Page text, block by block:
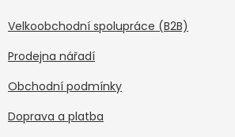
Velkoobchodní spolupráce (B2B)
Prodejna nářadí
Obchodní podmínky
Doprava a platba